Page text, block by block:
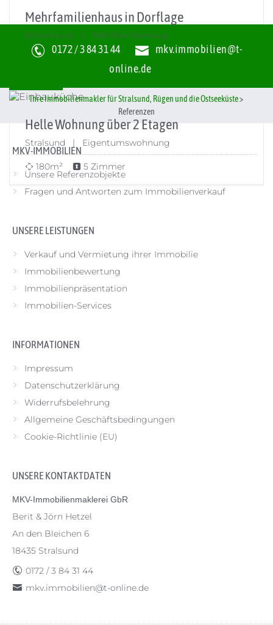
Mehrfamilienhaus in Dorflage
Elmenhorst | Mehrfamilienhaus
120m²
Helle Wohnung über 2 Etagen
Stralsund | Eigentumswohnung
180m² 5 Zimmer
0172 / 3 84 31 44
mkv.immobilien@t-
online.de
Ihre Immobilienmakler für Stralsund, Rügen und die Ostseeküste>
Referenzen
MKV-IMMOBILIEN
Unsere Referenzobjekte
Fragen und Antworten zum Immobilienverkauf
UNSERE LEISTUNGEN
Verkauf und Vermietung ihrer Immobilie
Immobilienbewertung
Immobilienpräsentation
Immobilien-Services
INFORMATIONEN
Impressum
Datenschutzerklärung
Widerrufsbelehrung
Allgemeine Geschäftsbedingungen
Cookie-Richtlinie (EU)
UNSERE KONTAKTDATEN
MKV-Immobilienmaklerei GbR
Berit & Jörn Hetzel
An den Bleichen 6
18435 Stralsund
0172 / 3 84 31 44
mkv.immobilien@t-online.de